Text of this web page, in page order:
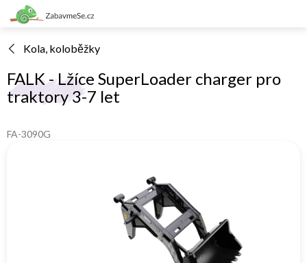
Přejít
na
Kola, koloběžky
FALK - Lžíce SuperLoader charger pro
traktory 3-7 let
FA-3090G